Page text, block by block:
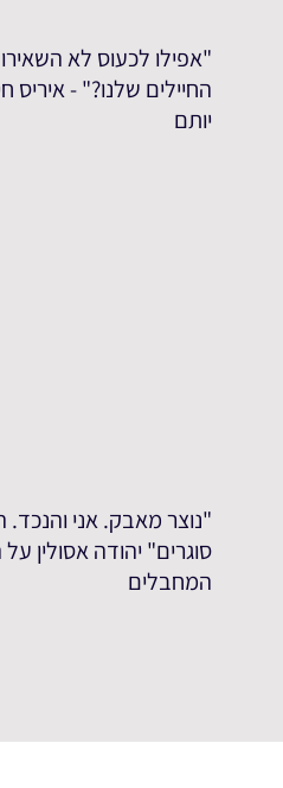
"אפילו לכעוס לא
החיילים שלנו?" -
יותם
"נוצר מאבק. אני והנכד.
סוגרים" יהודה אסולין
המחבלים